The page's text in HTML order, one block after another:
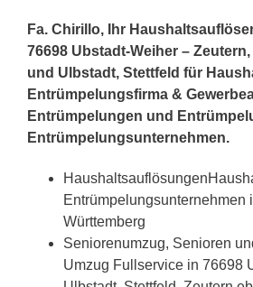
Fa. Chirillo, Ihr
76698 Ubstadt-Weiher –
und Ulbstadt, Stettfeld für
Entrümpelungsfirma &
Entrümpelungen und
Entrümpelungsunternehmen.
Entrümpelungsunternehmen
Württemberg
Seniorenumzug, Senioren
Umzug Fullservice in 76698